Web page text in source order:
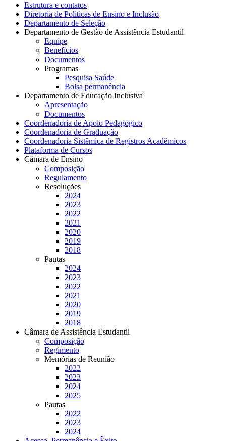
Estrutura e contatos
Diretoria de Políticas de Ensino e Inclusão
Departamento de Seleção
Departamento de Gestão de Assistência Estudantil
Equipe
Benefícios
Documentos
Programas
Pesquisa Saúde
Bolsa permanência
Departamento de Educação Inclusiva
Apresentação
Documentos
Coordenadoria de Apoio Pedagógico
Coordenadoria de Graduação
Coordenadoria Sistêmica de Registros Acadêmicos
Plataforma de Cursos
Câmara de Ensino
Composição
Regulamento
Resoluções
2024
2023
2022
2021
2020
2019
2018
Pautas
2024
2023
2022
2021
2020
2019
2018
Câmara de Assistência Estudantil
Composição
Regimento
Memórias de Reunião
2022
2023
2024
2025
Pautas
2022
2023
2024